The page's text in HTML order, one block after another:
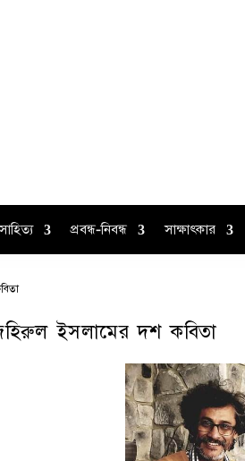
প্রবন্ধ-নিবন্ধ সাক্ষাৎকার
ইসলামের দশ কবিতা